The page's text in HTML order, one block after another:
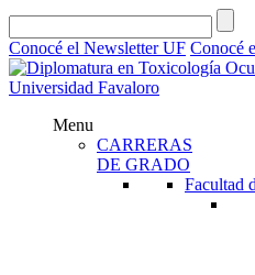
Conocé el Newsletter UF Conocé
Menu
CARRERAS
DE GRADO
Facultad